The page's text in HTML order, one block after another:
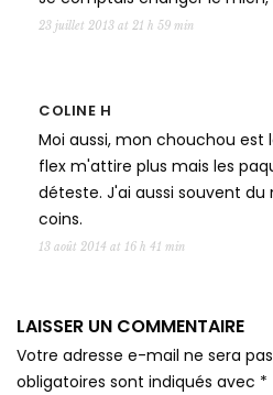
23 juillet 2013 at 21 h 59 min
COLINE H
Moi aussi, mon chouchou est
flex m'attire plus mais les
déteste. J'ai aussi souvent
coins.
13 août 2014 at 16 h 41 min
LAISSER UN COMMENTAIRE
Votre adresse e-mail ne sera
obligatoires sont indiqués avec *